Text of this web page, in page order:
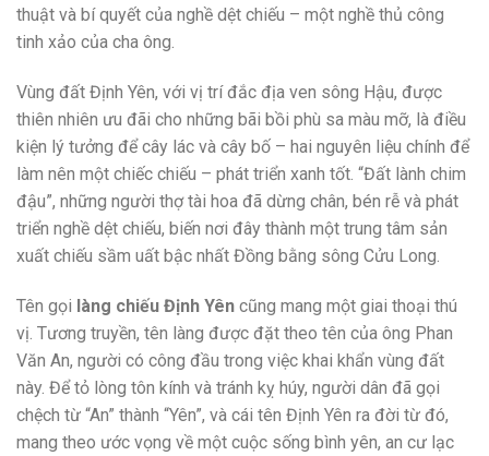
thuật và bí quyết của nghề dệt chiếu – một nghề thủ công
tinh xảo của cha ông.
Vùng đất Định Yên, với vị trí đắc địa ven sông Hậu, được
thiên nhiên ưu đãi cho những bãi bồi phù sa màu mỡ, là điều
kiện lý tưởng để cây lác và cây bố – hai nguyên liệu chính để
làm nên một chiếc chiếu – phát triển xanh tốt. “Đất lành chim
đậu”, những người thợ tài hoa đã dừng chân, bén rễ và phát
triển nghề dệt chiếu, biến nơi đây thành một trung tâm sản
xuất chiếu sầm uất bậc nhất Đồng bằng sông Cửu Long.
Tên gọi làng chiếu Định Yên cũng mang một giai thoại thú
vị. Tương truyền, tên làng được đặt theo tên của ông Phan
Văn An, người có công đầu trong việc khai khẩn vùng đất
này. Để tỏ lòng tôn kính và tránh kỵ húy, người dân đã gọi
chệch từ “An” thành “Yên”, và cái tên Định Yên ra đời từ đó,
mang theo ước vọng về một cuộc sống bình yên, an cư lạc